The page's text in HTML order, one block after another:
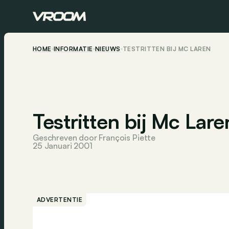
HOME INFORMATIE NIEUWS TESTRITTEN BIJ MC LAREN
Testritten bij Mc
Geschreven door François Piette
25 Januari 2001
ADVERTENTIE